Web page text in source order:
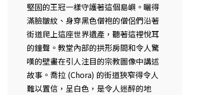
堅固的王冠一樣守護著這個島嶼。曬得
滿臉皺紋、身穿黑色僧袍的僧侶們沿著
街道爬上這座世界遺產，聽著這裡悅耳
的鐘聲。教堂內部的拱形房間和令人驚
嘆的壁畫在引人注目的宗教圖像中講述
故事。喬拉 (Chora) 的街道狹窄得令人
難以置信，呈白色，是令人迷醉的地